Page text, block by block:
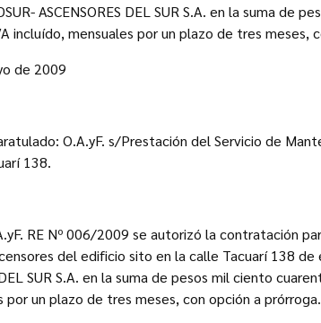
ASCENSORES DEL SUR S.A. en la suma de
incluído, mensuales por un plazo de tres meses,
de 2009
O.A.yF. s/Prestación del Servicio de
138.
RE Nº 006/2009 se autorizó la contratación
del edificio sito en la calle Tacuarí 138 de
DEL SUR S.A. en la suma de pesos mil ciento
por un plazo de tres meses, con opción a prórroga.